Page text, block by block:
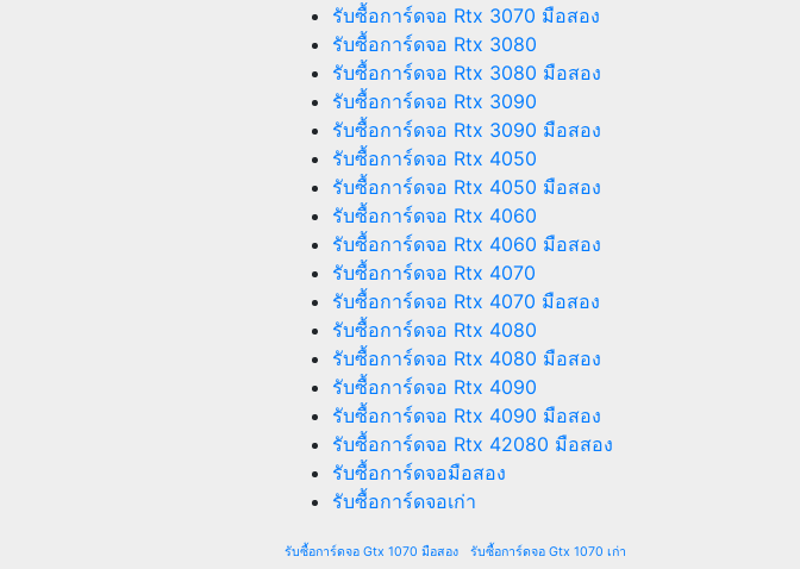
รับซื้อการ์ดจอ Rtx 3070 มือสอง
รับซื้อการ์ดจอ Rtx 3080
รับซื้อการ์ดจอ Rtx 3080 มือสอง
รับซื้อการ์ดจอ Rtx 3090
รับซื้อการ์ดจอ Rtx 3090 มือสอง
รับซื้อการ์ดจอ Rtx 4050
รับซื้อการ์ดจอ Rtx 4050 มือสอง
รับซื้อการ์ดจอ Rtx 4060
รับซื้อการ์ดจอ Rtx 4060 มือสอง
รับซื้อการ์ดจอ Rtx 4070
รับซื้อการ์ดจอ Rtx 4070 มือสอง
รับซื้อการ์ดจอ Rtx 4080
รับซื้อการ์ดจอ Rtx 4080 มือสอง
รับซื้อการ์ดจอ Rtx 4090
รับซื้อการ์ดจอ Rtx 4090 มือสอง
รับซื้อการ์ดจอ Rtx 42080 มือสอง
รับซื้อการ์ดจอมือสอง
รับซื้อการ์ดจอเก่า
รับซื้อการ์ดจอ Gtx 1070 มือสอง
รับซื้อการ์ดจอ Gtx 1070 เก่า